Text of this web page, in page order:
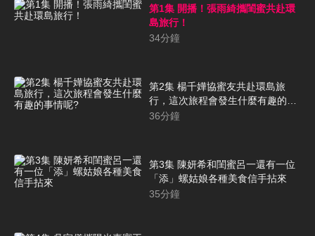
第1集 開播！張雨綺攜閨蜜共赴環
島旅行！
34分鐘
第2集 楊千嬅協蜜友共赴環島旅
行，這次旅程會發生什麼有趣的事
情呢?
36分鐘
第3集 陳妍希和閨蜜呂一還有一位
「添」螺姑娘各種美食信手拈來
35分鐘